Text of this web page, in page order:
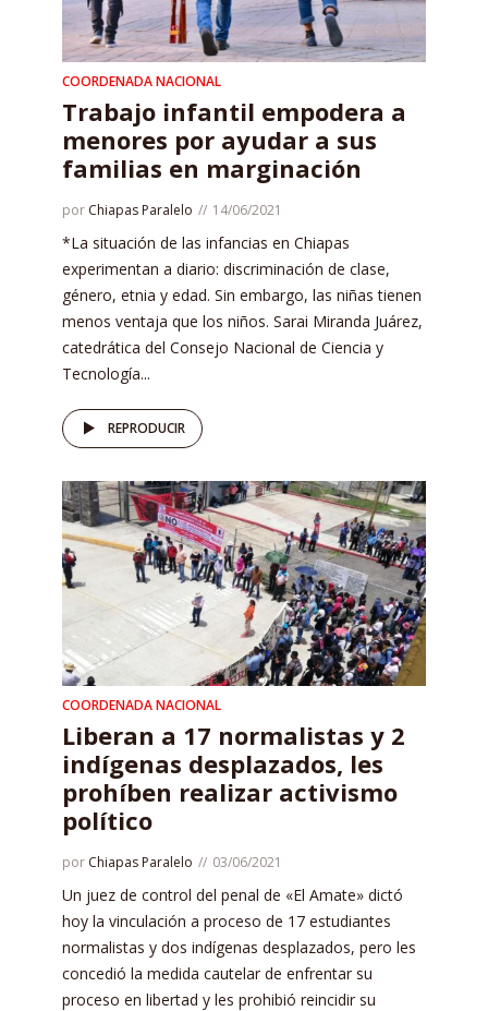
COORDENADA NACIONAL
Trabajo infantil empodera a
menores por ayudar a sus
familias en marginación
por Chiapas Paralelo 14/06/2021
*La situación de las infancias en Chiapas
experimentan a diario: discriminación de clase,
género, etnia y edad. Sin embargo, las niñas tienen
menos ventaja que los niños. Sarai Miranda Juárez,
catedrática del Consejo Nacional de Ciencia y
Tecnología...
REPRODUCIR
COORDENADA NACIONAL
Liberan a 17 normalistas y 2
indígenas desplazados, les
prohíben realizar activismo
político
por Chiapas Paralelo 03/06/2021
Un juez de control del penal de «El Amate» dictó
hoy la vinculación a proceso de 17 estudiantes
normalistas y dos indígenas desplazados, pero les
concedió la medida cautelar de enfrentar su
proceso en libertad y les prohibió reincidir su